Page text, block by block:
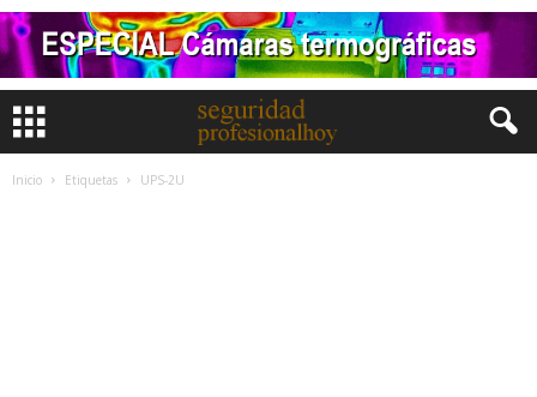
Inicio Etiquetas UPS-2U